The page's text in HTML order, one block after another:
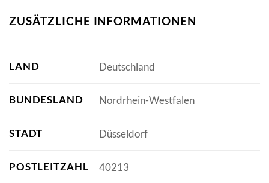
ZUSÄTZLICHE INFORMATIONEN
LAND Deutschland
BUNDESLAND Nordrhein-Westfalen
STADT Düsseldorf
POSTLEITZAHL 40213